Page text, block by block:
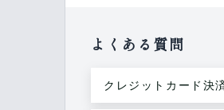
よくある質問
クレジットカード決